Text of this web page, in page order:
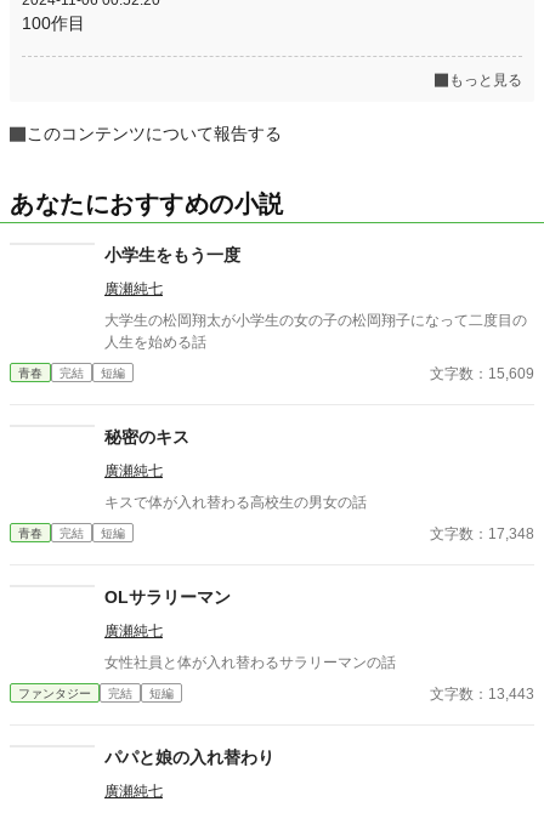
100作目
もっと見る
このコンテンツについて報告する
あなたにおすすめの小説
小学生をもう一度
廣瀬純七
大学生の松岡翔太が小学生の女の子の松岡翔子になって二度目の
人生を始める話
青春 完結 短編 文字数：15,609
秘密のキス
廣瀬純七
キスで体が入れ替わる高校生の男女の話
青春 完結 短編 文字数：17,348
OLサラリーマン
廣瀬純七
女性社員と体が入れ替わるサラリーマンの話
ファンタジー 完結 短編 文字数：13,443
パパと娘の入れ替わり
廣瀬純七